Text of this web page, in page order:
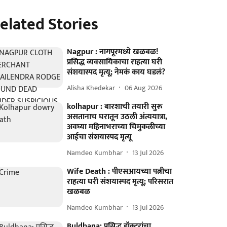
Stories
Nagpur : नागपूरमध्ये खळबळ!
प्रसिद्ध व्यवसायिकाचा राहत्या घरी
संशयास्पद मृत्यू; नेमकं काय घडलं?
Alisha Khedekar 06 Aug 2026
kolhapur : बारशाची तयारी सुरू
असतानाच घरातून उठली अंत्ययात्रा,
अवघ्या महिनाभराच्या चिमुकलीच्या
आईचा संशयास्पद मृत्यू
Namdeo Kumbhar 13 Jul 2026
Wife Death : पीएसआयच्या पत्नीचा
राहत्या घरी संशयास्पद मृत्यू; परिसरात
खळबळ
Namdeo Kumbhar 13 Jul 2026